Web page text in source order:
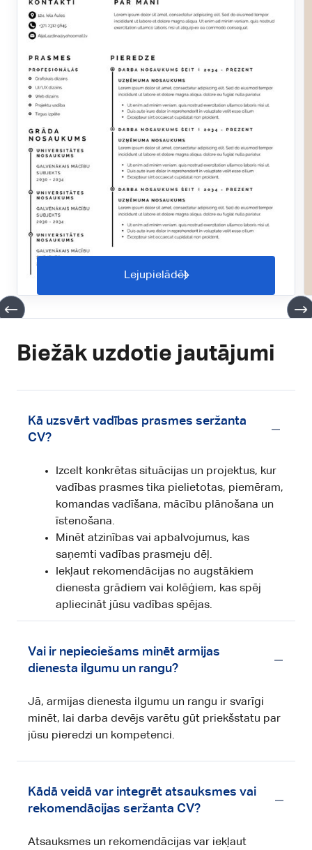
Lejupielādēt
Biežāk uzdotie jautājumi
Kā uzsvērt vadības prasmes seržanta
CV?
Izcelt konkrētas situācijas un projektus, kur
vadības prasmes tika pielietotas, piemēram,
komandas vadīšana, mācību plānošana un
īstenošana.
Minēt atzinības vai apbalvojumus, kas
saņemti vadības prasmeju dēļ.
Iekļaut rekomendācijas no augstākiem
dienesta grādiem vai kolēģiem, kas spēj
apliecināt jūsu vadības spējas.
Vai ir nepieciešams minēt armijas
dienesta ilgumu un rangu?
Jā, armijas dienesta ilgumu un rangu ir svarīgi
minēt, lai darba devējs varētu gūt priekšstatu par
jūsu pieredzi un kompetenci.
Kādā veidā var integrēt atsauksmes vai
rekomendācijas seržanta CV?
Atsauksmes un rekomendācijas var iekļaut